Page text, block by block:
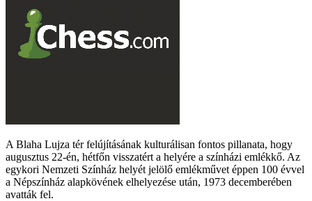
A Blaha Lujza tér felújításának kulturálisan fontos pillanata, hogy
augusztus 22-én, hétfőn visszatért a helyére a színházi emlékkő. Az
egykori Nemzeti Színház helyét jelölő emlékművet éppen 100 évvel
a Népszínház alapkövének elhelyezése után, 1973 decemberében
avatták fel.